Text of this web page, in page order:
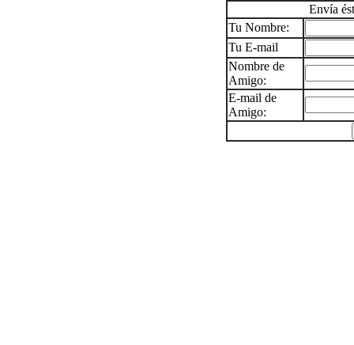
Envía
Tu Nombre:
Tu E-mail
Nombre de
Amigo:
E-mail de
Amigo: